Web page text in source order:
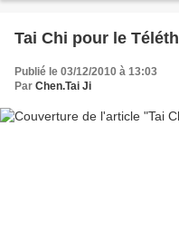
Tai Chi pour le
Publié le 03/12/2010 à 13:03
Par Chen.Tai Ji